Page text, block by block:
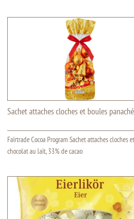
Sachet attaches cloches et boules
Fairtrade Cocoa Program Sachet attaches cloches
chocolat au lait, 33% de cacao